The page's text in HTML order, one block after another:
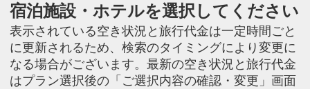
宿泊施設・ホテルを選択してください
表示されている空き状況と旅行代金は一定時間ごと
に更新されるため、検索のタイミングにより変更に
なる場合がございます。最新の空き状況と旅行代金
はプラン選択後の「ご選択内容の確認・変更」画面